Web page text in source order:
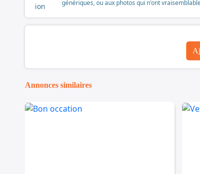
génériques, ou aux photos qui n'ont
Annonces similaires